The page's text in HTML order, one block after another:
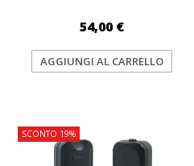
54,00 €
AGGIUNGI AL CARRELLO
SCONTO 19%